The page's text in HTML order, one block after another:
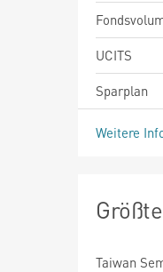
UCITS
Sparplan
Weitere
Taiwan